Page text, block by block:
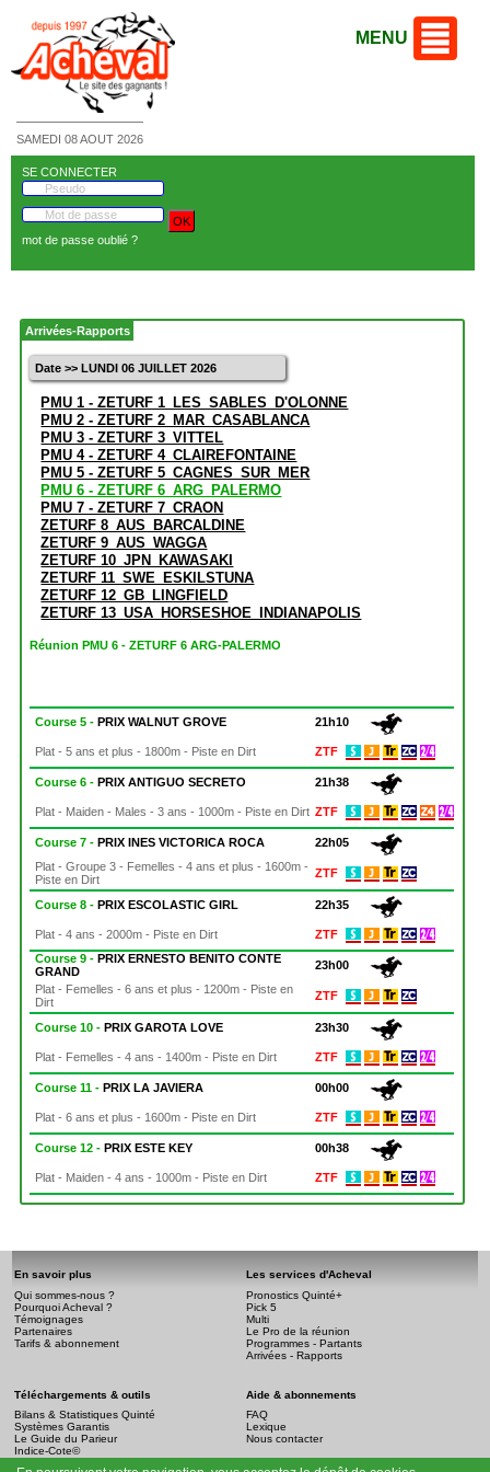
SAMEDI 08 AOUT 2026
MENU
SE CONNECTER
mot de passe oublié ?
Arrivées-Rapports
Date >> LUNDI 06 JUILLET 2026
PMU 1 - ZETURF 1_LES_SABLES_D'OLONNE
PMU 2 - ZETURF 2_MAR_CASABLANCA
PMU 3 - ZETURF 3_VITTEL
PMU 4 - ZETURF 4_CLAIREFONTAINE
PMU 5 - ZETURF 5_CAGNES_SUR_MER
PMU 6 - ZETURF 6_ARG_PALERMO
PMU 7 - ZETURF 7_CRAON
ZETURF 8_AUS_BARCALDINE
ZETURF 9_AUS_WAGGA
ZETURF 10_JPN_KAWASAKI
ZETURF 11_SWE_ESKILSTUNA
ZETURF 12_GB_LINGFIELD
ZETURF 13_USA_HORSESHOE_INDIANAPOLIS
Réunion PMU 6 - ZETURF 6 ARG-PALERMO
Course 5 -PRIX WALNUT GROVE 21h10
Plat - 5 ans et plus - 1800m - Piste en Dirt ZTF
Course 6 -PRIX ANTIGUO SECRETO 21h38
Plat - Maiden - Males - 3 ans - 1000m - Piste en Dirt ZTF
Course 7 -PRIX INES VICTORICA ROCA
22h05
Plat - Groupe 3 - Femelles - 4 ans et plus - 1600m -
Piste en Dirt
ZTF
Course 8 -PRIX ESCOLASTIC GIRL 22h35
Plat - 4 ans - 2000m - Piste en Dirt
ZTF
Course 9 -PRIX ERNESTO BENITO CONTE
GRAND
23h00
Plat - Femelles - 6 ans et plus - 1200m - Piste en
Dirt
ZTF
Course 10 -PRIX GAROTA LOVE 23h30
Plat - Femelles - 4 ans - 1400m - Piste en Dirt ZTF
Course 11 -PRIX LA JAVIERA 00h00
Plat - 6 ans et plus - 1600m - Piste en Dirt ZTF
Course 12 -PRIX ESTE KEY 00h38
Plat - Maiden - 4 ans - 1000m - Piste en Dirt ZTF
En savoir plus
Qui sommes-nous ?
Pourquoi Acheval ?
Témoignages
Partenaires
Tarifs & abonnement
Les services d'Acheval
Pronostics Quinté+
Pick 5
Multi
Le Pro de la réunion
Programmes - Partants
Arrivées - Rapports
Téléchargements & outils
Bilans & Statistiques Quinté
Systèmes Garantis
Le Guide du Parieur
Indice-Cote©
Aide & abonnements
FAQ
Lexique
Nous contacter